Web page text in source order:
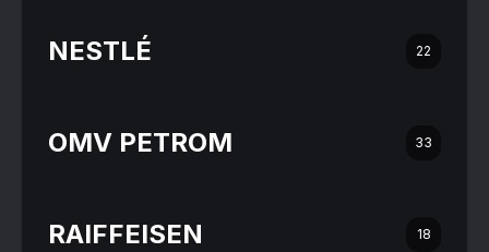
NESTLÉ 22
OMV PETROM 33
RAIFFEISEN 18